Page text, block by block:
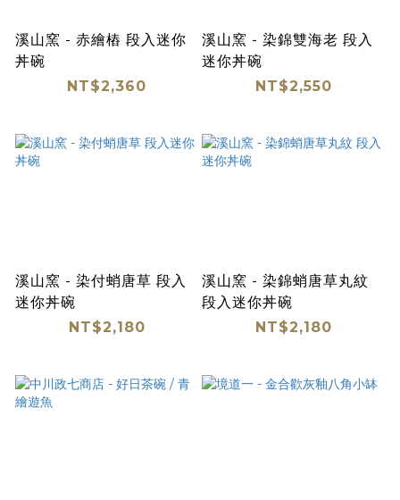
溪山窯 - 赤繪樁 段入迷你
丼碗
NT$2,360
溪山窯 - 染錦雙海老 段入
迷你丼碗
NT$2,550
溪山窯 - 染付蛸唐草 段入
迷你丼碗
NT$2,180
溪山窯 - 染錦蛸唐草丸紋
段入迷你丼碗
NT$2,180